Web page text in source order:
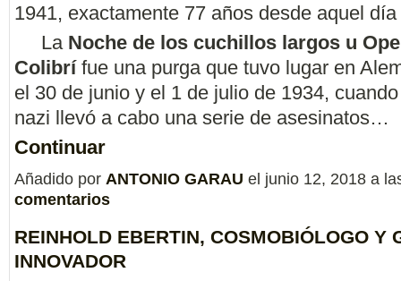
1941, exactamente 77 años desde aquel
La Noche de los cuchillos largos​​ u
Colibrífue una purga que tuvo lugar en
el 30 de junio y el 1 de julio de 1934,
nazi llevó a cabo una serie de asesinatos…
Continuar
Añadido por ANTONIO GARAU el junio 12, 2018 a
comentarios
REINHOLD EBERTIN, COSMOBIÓLOGO Y
INNOVADOR